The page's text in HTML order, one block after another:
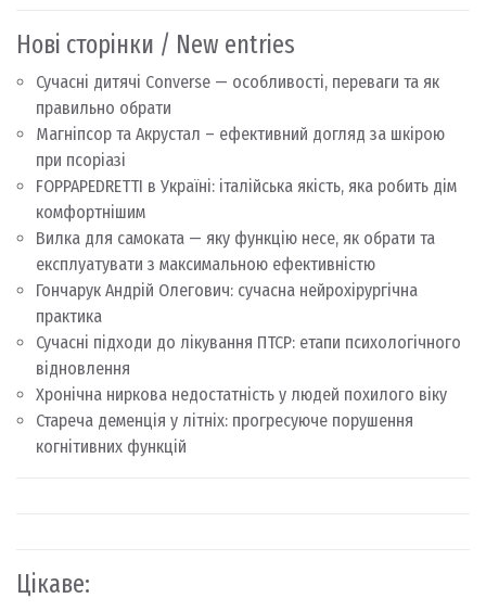
Нові сторінки / New entries
Сучасні дитячі Converse — особливості, переваги та як
правильно обрати
Магніпсор та Акрустал – ефективний догляд за шкірою
при псоріазі
FOPPAPEDRETTI в Україні: італійська якість, яка робить дім
комфортнішим
Вилка для самоката — яку функцію несе, як обрати та
експлуатувати з максимальною ефективністю
Гончарук Андрій Олегович: сучасна нейрохірургічна
практика
Сучасні підходи до лікування ПТСР: етапи психологічного
відновлення
Хронічна ниркова недостатність у людей похилого віку
Стареча деменція у літніх: прогресуюче порушення
когнітивних функцій
Цікаве: